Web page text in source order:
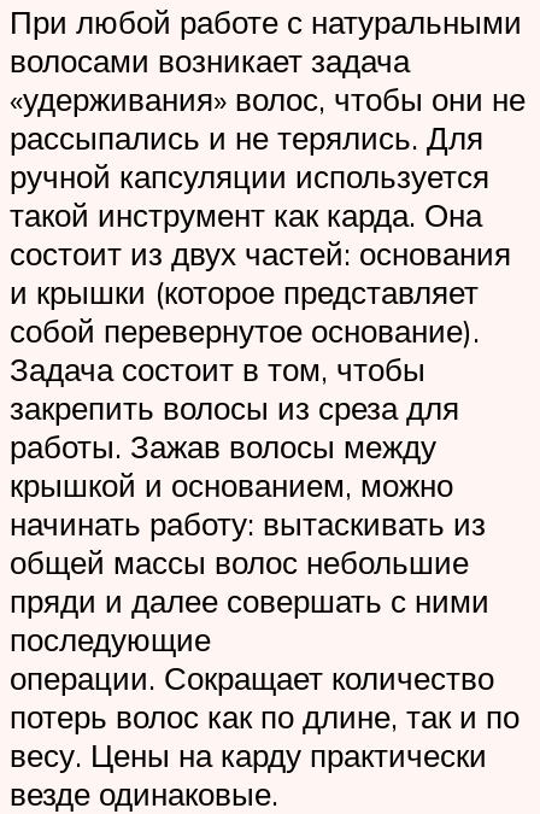
При любой работе с натуральными
волосами возникает задача
«удерживания» волос, чтобы они не
рассыпались и не терялись. Для
ручной капсуляции используется
такой инструмент как карда. Она
состоит из двух частей: основания
и крышки (которое представляет
собой перевернутое основание).
Задача состоит в том, чтобы
закрепить волосы из среза для
работы. Зажав волосы между
крышкой и основанием, можно
начинать работу: вытаскивать из
общей массы волос небольшие
пряди и далее совершать с ними
последующие
операции. Сокращает количество
потерь волос как по длине, так и по
весу. Цены на карду практически
везде одинаковые.